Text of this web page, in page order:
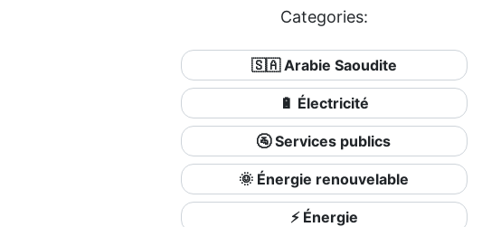
Categories:
🇸🇦 Arabie Saoudite
🔋 Électricité
🚰 Services publics
🌞 Énergie renouvelable
⚡ Énergie